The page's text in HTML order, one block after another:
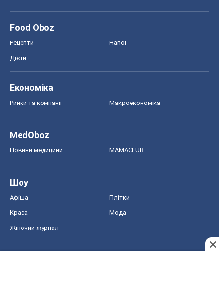
Food Oboz
Рецепти Напої
Дієти
Економіка
Ринки та компанії Макроекономіка
MedOboz
Новини медицини MAMACLUB
Шоу
Афіша Плітки
Краса Мода
Жіночий журнал